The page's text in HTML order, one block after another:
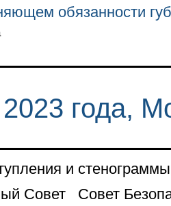
обязанности
года,
и стенограммы
Совет
Совет